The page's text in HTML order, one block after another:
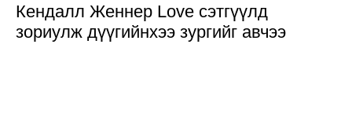
Кендалл Женнер Love сэтгүүлд
зориулж дүүгийнхээ зургийг авчээ